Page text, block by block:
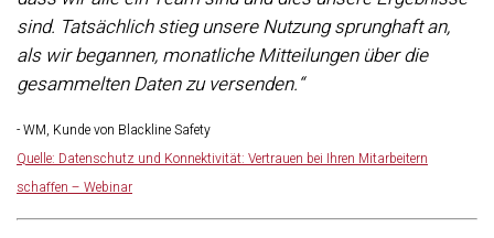
sind. Tatsächlich stieg unsere Nutzung sprunghaft an,
als wir begannen, monatliche Mitteilungen über die
gesammelten Daten zu versenden.“
- WM, Kunde von Blackline Safety
Quelle: Datenschutz und Konnektivität: Vertrauen bei Ihren Mitarbeitern
schaffen – Webinar